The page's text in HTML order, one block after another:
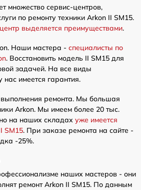
множество сервис-центров,
по ремонту техники Arkon II SM15.
выделяется преимуществами.
Наши мастера - специалисты по
. Восстановить модель II SM15 для
задачей. На все виды
имеется гарантия.
ремонта. Мы большая
Arkon. Мы имеем более 20 тыс.
на наших складах уже имеется
SM15. При заказе ремонта на сайте -
-25%.
наших мастеров - они
ремонт Arkon II SM15. По данным